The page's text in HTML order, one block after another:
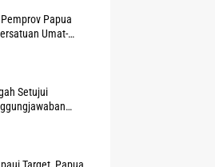
Papua
Umat-
Setujui